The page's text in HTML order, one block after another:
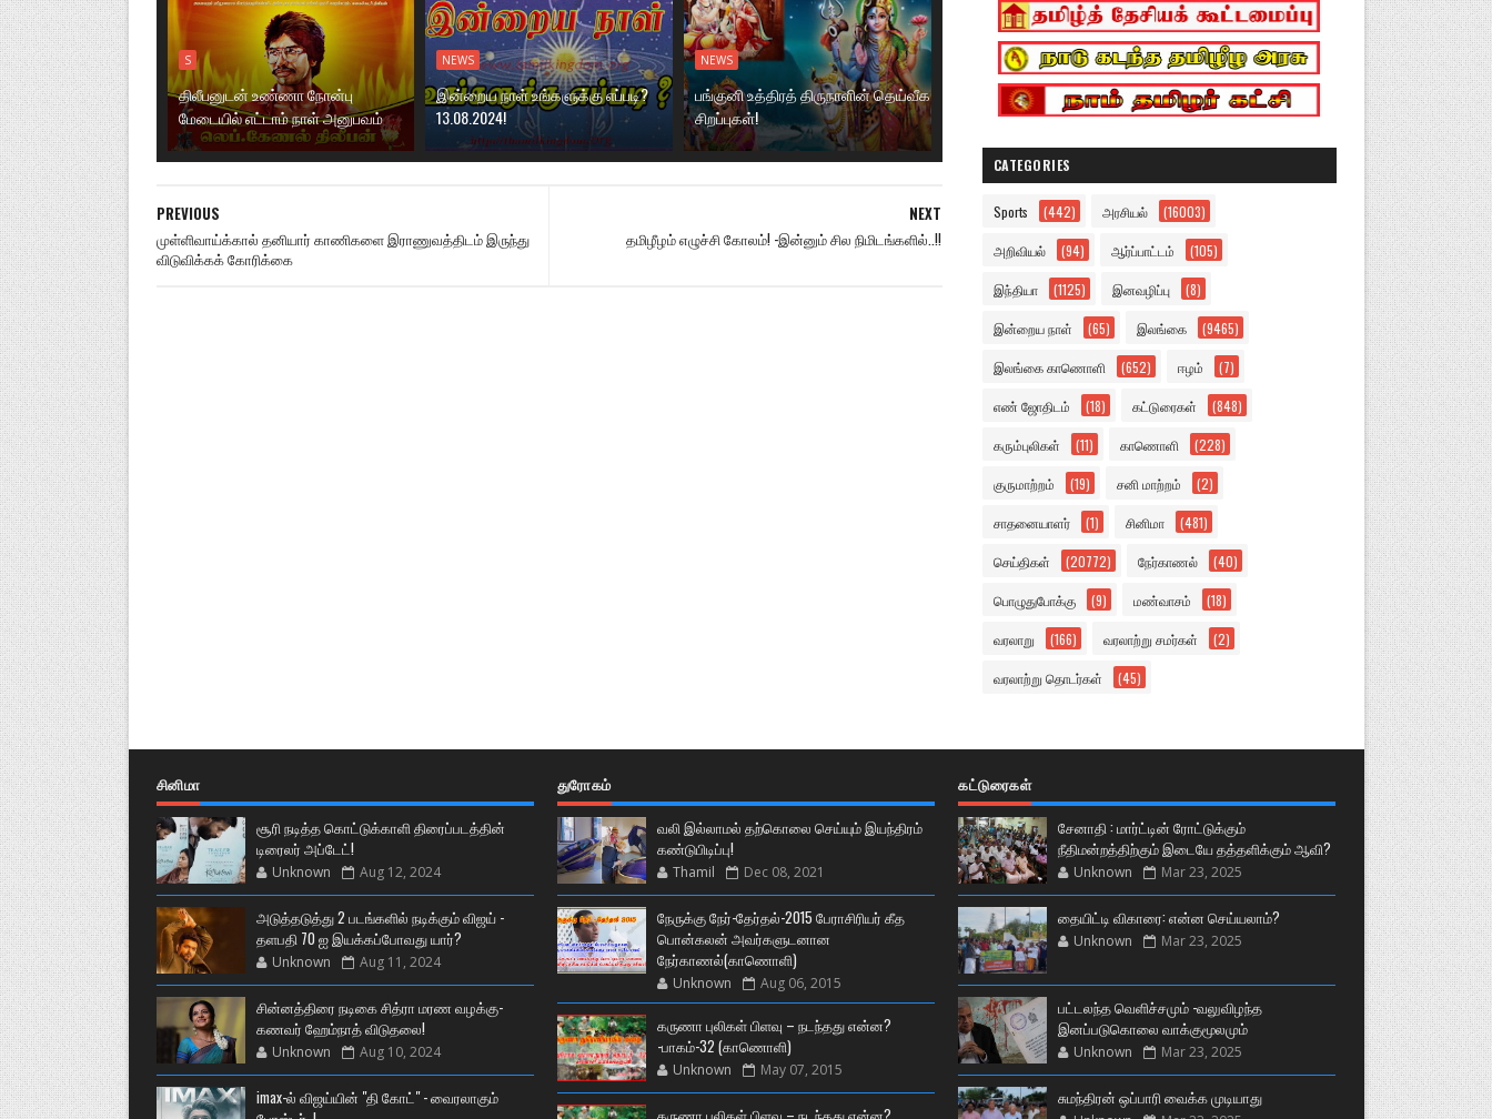
S
திலீபனுடன் உண்ணா நோன்பு
மேடையில் எட்டாம் நாள் அனுபவம்
NEWS
இன்றைய நாள் உங்களுக்கு எப்படி?
13.08.2024!
NEWS
பங்குனி உத்திரத் திருநாளின் தெய்வீக
சிறப்புகள்!
NEXT
தமிழீழம் எழுச்சி கோலம்! -இன்னும் சில நிமிடங்களில்..!!
PREVIOUS
முள்ளிவாய்க்கால் தனியார் காணிகளை இராணுவத்திடம் இருந்து
விடுவிக்கக் கோரிக்கை
CATEGORIES
Sports (442) அரசியல் (16003)
அறிவியல் (94) ஆர்ப்பாட்டம் (105)
இந்தியா (1125) இனவழிப்பு (8)
இன்றைய நாள் (65) இலங்கை (9465)
இலங்கை காணொளி (652) ஈழம் (7)
எண் ஜோதிடம் (18) கட்டுரைகள் (848)
கரும்புலிகள் (11) காணொளி (228)
குருமாற்றம் (19) சனி மாற்றம் (2)
சாதனையாளர் (1) சினிமா (481)
செய்திகள் (20772) நேர்காணல் (40)
பொழுதுபோக்கு (9) மண்வாசம் (18)
வரலாறு (166) வரலாற்று சமர்கள் (2)
வரலாற்று தொடர்கள் (45)
சினிமா
சூரி நடித்த கொட்டுக்காளி திரைப்படத்தின்
டிரைலர் அப்டேட்!
Unknown Aug 12, 2024
அடுத்தடுத்து 2 படங்களில் நடிக்கும் விஜய் -
தளபதி 70 ஐ இயக்கப்போவது யார்?
Unknown Aug 11, 2024
சின்னத்திரை நடிகை சித்ரா மரண வழக்கு-
கணவர் ஹேம்நாத் விடுதலை!
Unknown Aug 10, 2024
imax-ல் விஜய்யின் "தி கோட்" - வைரலாகும்
துரோகம்
வலி இல்லாமல் தற்கொலை செய்யும் இயந்திரம்
கண்டுபிடிப்பு!
Thamil Dec 08, 2021
நேருக்கு நேர்-தேர்தல்-2015 பேராசிரியர் கீத
பொன்கலன் அவர்களுடனான
நேர்காணல்(காணொளி)
Unknown Aug 06, 2015
கருணா புலிகள் பிளவு – நடந்தது என்ன?
-பாகம்-32 (காணொளி)
Unknown May 07, 2015
கருணா புலிகள் பிளவு – நடந்தது என்ன?
கட்டுரைகள்
சேனாதி : மார்ட்டின் ரோட்டுக்கும்
நீதிமன்றத்திற்கும் இடையே தத்தளிக்கும் ஆவி?
Unknown Mar 23, 2025
தையிட்டி விகாரை: என்ன செய்யலாம்?
Unknown Mar 23, 2025
பட்டலந்த வெளிச்சமும் -வலுவிழந்த
இனப்படுகொலை வாக்குமூலமும்
Unknown Mar 23, 2025
சுமந்திரன் ஒப்பாரி வைக்க முடியாது